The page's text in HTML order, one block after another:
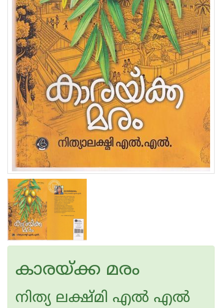
കാരയ്ക്ക മരം
നിത്യ ലക്ഷ്മി എല്‍ എല്‍